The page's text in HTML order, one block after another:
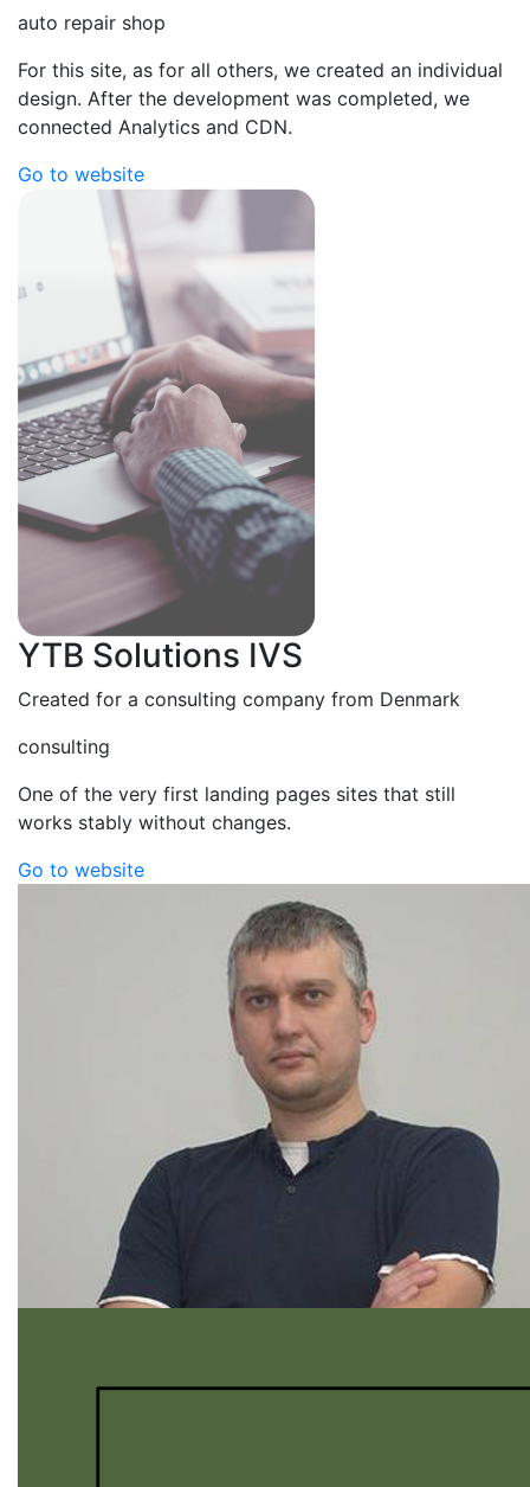
auto repair shop
For this site, as for all others, we created an individual
design. After the development was completed, we
connected Analytics and CDN.
Go to website
YTB Solutions IVS
Created for a consulting company from Denmark
consulting
One of the very first landing pages sites that still
works stably without changes.
Go to website